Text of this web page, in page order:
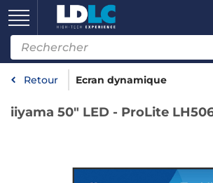
Retour Ecran dynamique
iiyama 50" LED - ProLite